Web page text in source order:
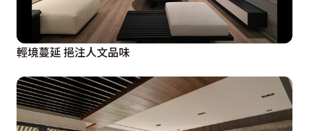
輕境蔓延 挹注人文品味